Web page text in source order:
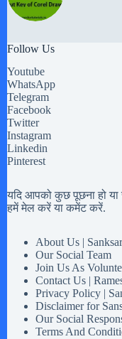
Follow Us
Youtube
WhatsApp
Telegram
Facebook
Twitter
Instagram
Linkedin
Pinterest
यदि आपको कुछ पूछना हो या
हमें मेल करें या कमेंट करें.
About Us |
Our Social Team
Join Us As
Contact Us |
Privacy Policy |
Disclaimer for
Our Social
Terms And